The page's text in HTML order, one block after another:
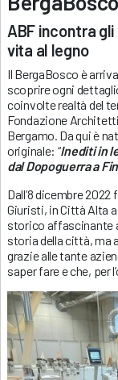
ABF incontra
vita al legno
Il BergaBosco è
scoprire ogni
coinvolte realtà del
Fondazione
Bergamo. Da qui è
originale: “Inediti in
dal Dopoguerra a
Dall’8 dicembre
Giuristi, in Città Alta
storico affascinante
storia della città, ma
grazie alle tante
saper fare e che, per